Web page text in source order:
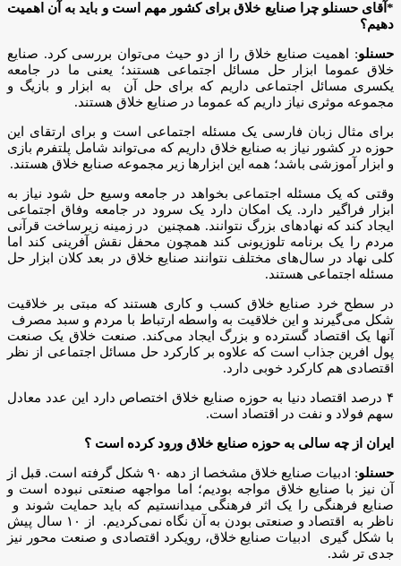
*آقای حسنلو چرا صنایع خلاق برای کشور مهم است و باید به آن اهميت
دهیم؟
حسنلو: اهمیت صنایع خلاق را از دو حیث می‌توان بررسی کرد. صنایع
خلاق عموما ابزار حل مسائل اجتماعی هستند؛ یعنی ما در جامعه
یکسری مسائل اجتماعی داریم که برای حل آن به ابزار و بازیگ و
مجموعه موثری نیاز داریم که عموما در صنايع خلاق هستند.
برای مثال زبان فارسی یک مسئله اجتماعی است و برای ارتقای این
حوزه در کشور نیاز به صنایع خلاق داریم که می‌تواند شامل پلتفرم بازی
و ابزار آموزشی باشد؛ همه‌ این‌ ابزار‌ها زیر مجموعه صنابع خلاق هستند.
وقتی که یک مسئله اجتماعی بخواهد در جامعه وسیع حل شود نیاز به
ابزار فراگیر دارد. یک امکان دارد یک سرود در جامعه وفاق اجتماعی
ایجاد کند که نهادهای بزرگ نتوانند. همچنین در زمینه زیرساخت قرآنی
مردم را یک برنامه تلوزیونی کند همچون محفل نقش آفرینی کند اما
کلی نهاد در سال‌های مختلف نتوانند صنايع خلاق در بعد کلان ابزار حل
مسئله اجتماعی هستند.
در سطح خرد صنايع خلاق کسب و کاری هستند که مبتی بر خلاقیت
شکل می‌گیرند و این خلاقیت به واسطه ارتباط با مردم و سبد مصرف
آنها یک اقتصاد گسترده و بزرگ ایجاد می‌کند. صنعت خلاق یک صنعت
پول افرین جذاب است که علاوه بر کارکرد حل مسائل اجتماعی از نظر
اقتصادی هم کارکرد خوبی دارد.
۴ درصد اقتصاد دنیا به حوزه صنایع خلاق اختصاص دارد این عدد معادل
سهم فولاد و نفت در اقتصاد است.
ایران از چه سالی به حوزه صنایع خلاق ورود کرده است ؟
حسنلو
: ادبیات صنایع خلاق مشخصا از دهه ۹۰ شکل گرفته است. قبل از
آن نیز با صنایع خلاق مواجه بودیم؛ اما مواجهه صنعتی نبوده است و
صنایع فرهنگی را یک اثر فرهنگی میدانستیم که باید حمایت شوند و
ناظر به اقتصاد و صنعتی بودن به آن نگاه نمی‌کردیم. از ۱۰ سال پیش
با شکل گیری ادبیات صنایع خلاق، رویکرد اقتصادی و صنعت محور نیز
جدی تر شد.